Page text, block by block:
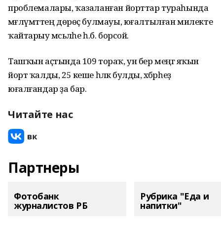
проблемалары, ҡазаланған йорттар тураһында
мәғлүмәттең дөрөҫ булмауы, юғалтылған милекте
ҡайтарыу мәсьәләһе һ.б. борсой.
Ташҡын аҫтында 109 тораҡ, ун бер меңгә яҡын
йорт ҡалды, 25 кеше һәләк булды, хәбәрһеҙ
юғалғандар ҙа бар.
Читайте нас
Партнеры
Фотобанк
журналистов РБ
Рубрика "Еда и
напитки"